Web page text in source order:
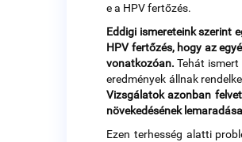
e a HPV fertőzés.
Eddigi ismereteink szerint
HPV fertőzés, hogy az
vonatkozóan. Tehát ismert
eredmények állnak
Vizsgálatok azonban
növekedésének
Ezen terhesség alatti